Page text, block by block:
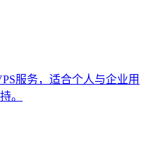
服务，适合个人与企业用
。